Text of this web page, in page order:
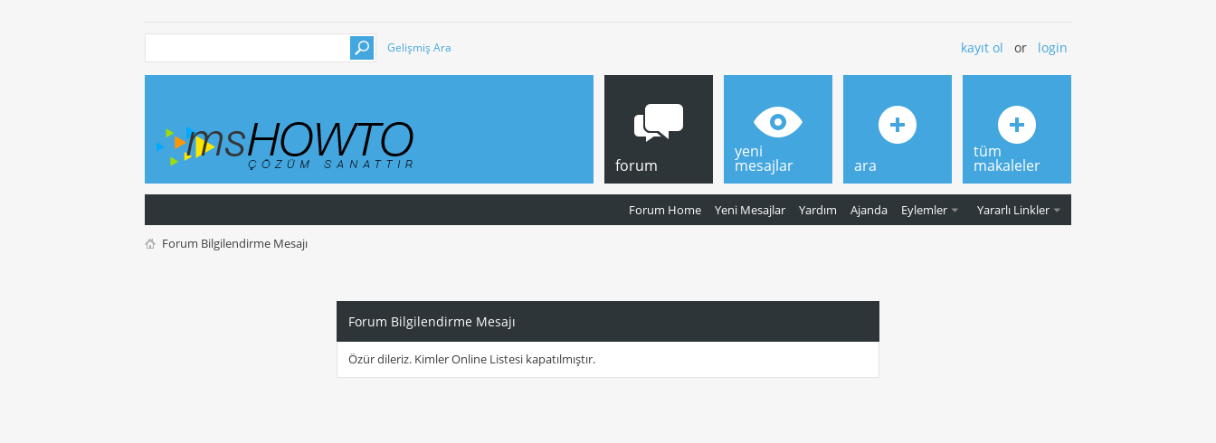
Gelişmiş Ara kayıt ol or login
forum
Forum Home Yeni Mesajlar Yardım Ajanda Eylemler Yararlı Linkler
yeni
mesajlar ara
tüm
makaleler
Forum Bilgilendirme Mesajı
Forum Bilgilendirme Mesajı
Özür dileriz. Kimler Online Listesi kapatılmıştır.